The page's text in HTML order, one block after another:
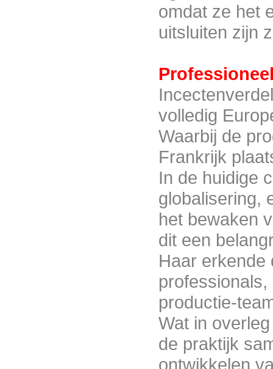
omdat ze het
uitsluiten zijn
volledig
Waarbij de
Frankrijk
In de huidige
globalisering,
het bewaken
dit een
Haar erkende
productie-
Wat in
de praktijk
ontwikkelen